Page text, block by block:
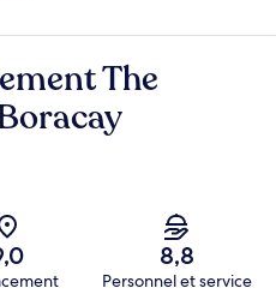
The
8,8
Personnel et service